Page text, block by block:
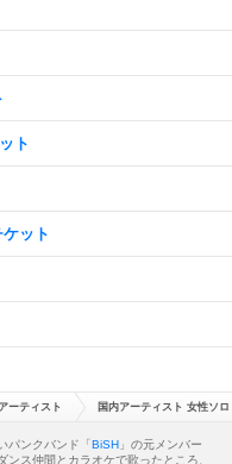
ト
ット
ーティスト 国内アーティスト 女性ソロ
パンクバンド「BiSH 」の元メンバー
ス仲間とカラオケで歌ったところ、